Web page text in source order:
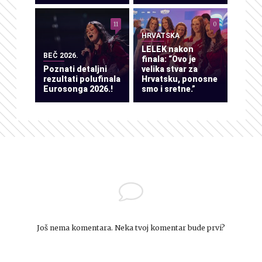
BEČ 2026.
Poznati detaljni
rezultati polufinala
Eurosonga 2026.!
11
HRVATSKA
LELEK nakon
finala: “Ovo je
velika stvar za
Hrvatsku, ponosne
smo i sretne.”
0
Još nema komentara. Neka tvoj komentar bude prvi?